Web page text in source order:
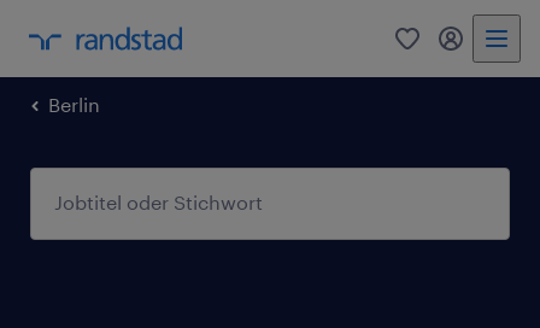
0 Mein
Berlin